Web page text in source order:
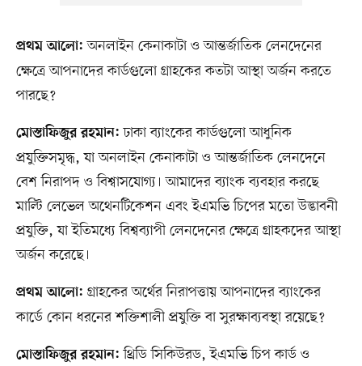
প্রথম আলো: অনলাইন কেনাকাটা ও আন্তর্জাতিক লেনদেনের
ক্ষেত্রে আপনাদের কার্ডগুলো গ্রাহকের কতটা আস্থা অর্জন করতে
পারছে?
মোস্তাফিজুর রহমান: ঢাকা ব্যাংকের কার্ডগুলো আধুনিক
প্রযুক্তিসমৃদ্ধ, যা অনলাইন কেনাকাটা ও আন্তর্জাতিক লেনদেনে
বেশ নিরাপদ ও বিশ্বাসযোগ্য। আমাদের ব্যাংক ব্যবহার করছে
মাল্টি লেভেল অথেনটিকেশন এবং ইএমভি চিপের মতো উদ্ভাবনী
প্রযুক্তি, যা ইতিমধ্যে বিশ্বব্যাপী লেনদেনের ক্ষেত্রে গ্রাহকদের আস্থা
অর্জন করেছে।
প্রথম আলো: গ্রাহকের অর্থের নিরাপত্তায় আপনাদের ব্যাংকের
কার্ডে কোন ধরনের শক্তিশালী প্রযুক্তি বা সুরক্ষাব্যবস্থা রয়েছে?
মোস্তাফিজুর রহমান: থ্রিডি সিকিউরড, ইএমভি চিপ কার্ড ও